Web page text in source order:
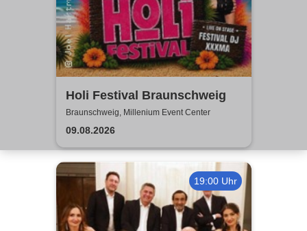
Holi Festival Braunschweig
Braunschweig, Millenium Event Center
09.08.2026
19:00 Uhr